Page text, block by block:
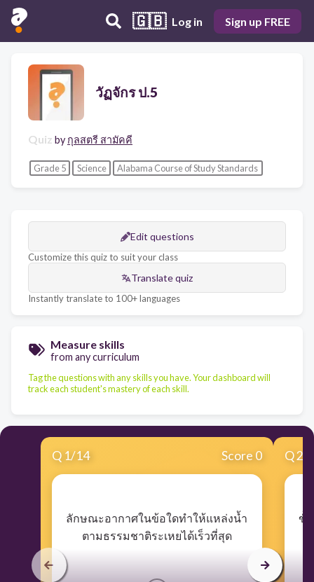
🇬🇧 Log in Sign up FREE
วัฏจักร ป.5
Quiz by กุลสตรี สามัคคี
Grade 5 Science Alabama Course of Study Standards
Edit questions
Customize this quiz to suit your class
Translate quiz
Instantly translate to 100+ languages
Measure skills
from any curriculum
Tag the questions with any skills you have. Your dashboard will
track each student's mastery of each skill.
Q 1/14 Score 0
​ลักษณะอากาศในข้อใดทำให้แหล่งน้ำ
ตามธรรมชาติระเหยได้เร็วที่สุด
Q2
ขั้